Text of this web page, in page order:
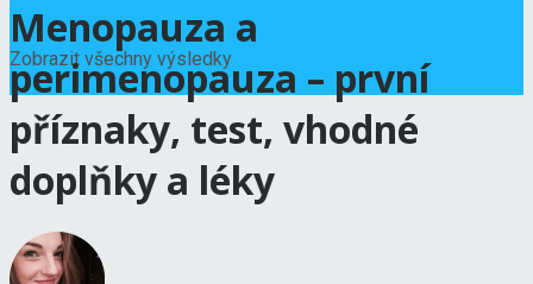
Zobrazit všechny výsledky
Menopauza a
perimenopauza – první
příznaky, test, vhodné
doplňky a léky